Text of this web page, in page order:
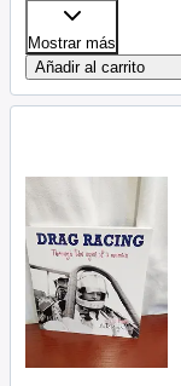
Mostrar más
Añadir al carrito